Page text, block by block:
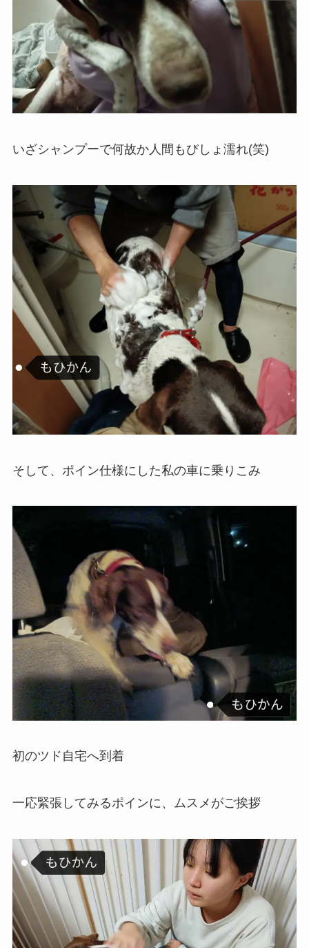
いざシャンプーで何故か人間もびしょ濡れ(笑)
そして、ポイン仕様にした私の車に乗りこみ
初のツド自宅へ到着
一応緊張してみるポインに、ムスメがご挨拶